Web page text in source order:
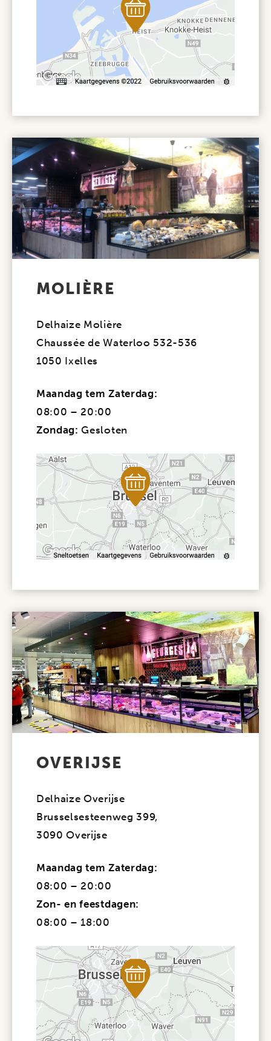
MOLIÈRE
Delhaize Molière
Chaussée de Waterloo 532-536
1050 Ixelles
Maandag tem Zaterdag:
08:00 – 20:00
Zondag:Gesloten​​​​​​
OVERIJSE
Delhaize Overijse
Brusselsesteenweg 399,
3090 Overijse
Maandag tem Zaterdag:
08:00 – 20:00
Zon- en feestdagen:
08:00 – 18:00